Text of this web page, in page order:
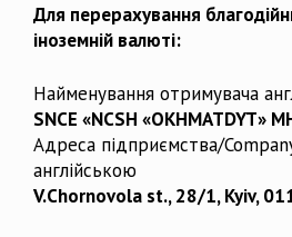
Для перерахування
іноземній валюті:
Найменування отримувача
SNCE «NCSH «OKHMATDYT»
Адреса підприємства/
англійською
V.Chornovola st., 28/1, Kyiv,